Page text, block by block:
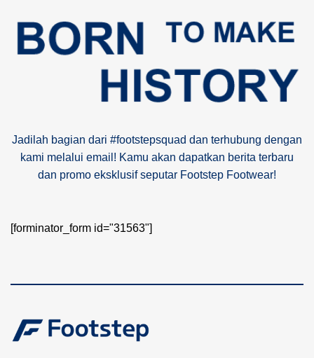
Jadilah bagian dari #footstepsquad dan terhubung dengan
kami melalui email! Kamu akan dapatkan berita terbaru
dan promo eksklusif seputar Footstep Footwear!
[forminator_form id="31563"]